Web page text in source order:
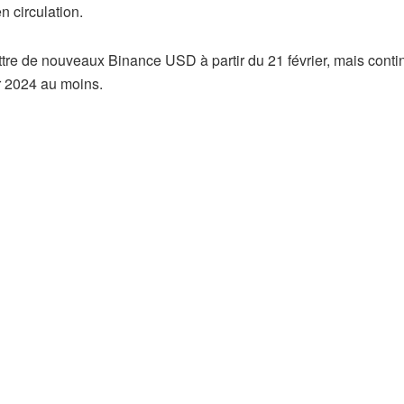
circulation.
de nouveaux Binance USD à partir du 21 février, mais
au moins.